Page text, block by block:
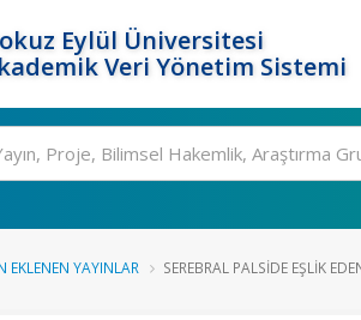
Eylül Üniversitesi
Veri Yönetim Sistemi
EKLENEN YAYINLAR SEREBRAL PALSIDE EŞLIK